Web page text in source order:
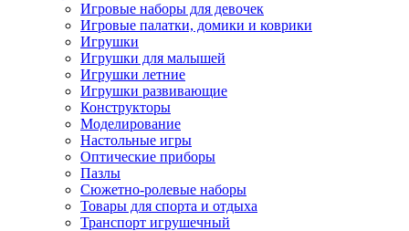
Игровые наборы для девочек
Игровые палатки, домики и коврики
Игрушки
Игрушки для малышей
Игрушки летние
Игрушки развивающие
Конструкторы
Моделирование
Настольные игры
Оптические приборы
Пазлы
Сюжетно-ролевые наборы
Товары для спорта и отдыха
Транспорт игрушечный